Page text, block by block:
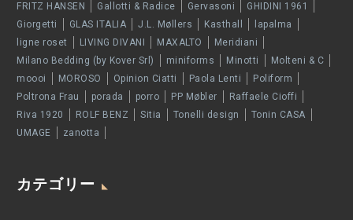
FRITZ HANSEN
Gallotti & Radice Gervasoni
GHIDINI 1961
Giorgetti
GLAS ITALIA J.L. Møllers Kasthall
lapalma
ligne roset
LIVING DIVANI MAXALTO
Meridiani
Milano Bedding (by Kover Srl)
miniforms Minotti
Molteni & C
moooi
MOROSO Opinion Ciatti Paola Lenti
Poliform
Poltrona Frau
porada porro PP Møbler
Raffaele Cioffi
Riva 1920
ROLF BENZ Sitia Tonelli design
Tonin CASA
UMAGE
zanotta
カテゴリー